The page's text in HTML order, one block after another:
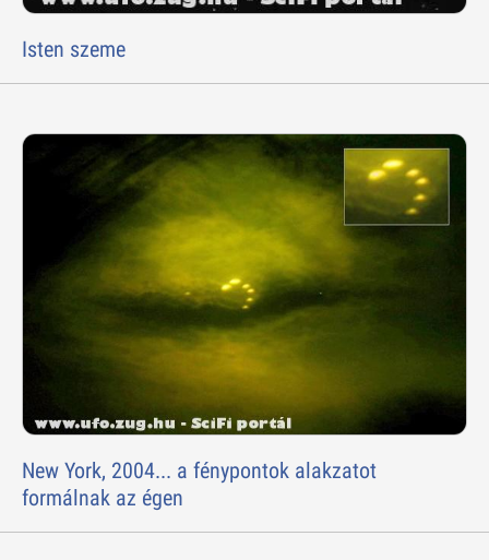
Isten szeme
New York, 2004... a fénypontok alakzatot
formálnak az égen